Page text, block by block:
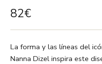
82€
La forma y las líneas del
Nanna Dizel inspira este